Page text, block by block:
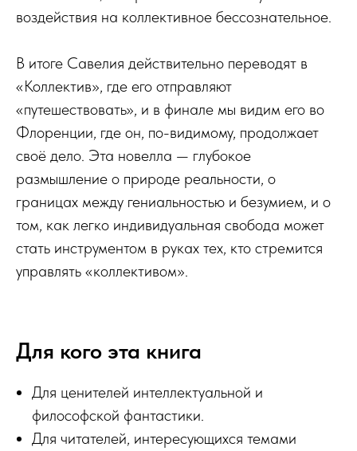
воздействия на коллективное бессознательное.
В итоге Савелия действительно переводят в
«Коллектив», где его отправляют
«путешествовать», и в финале мы видим его во
Флоренции, где он, по-видимому, продолжает
своё дело. Эта новелла — глубокое
размышление о природе реальности, о
границах между гениальностью и безумием, и о
том, как легко индивидуальная свобода может
стать инструментом в руках тех, кто стремится
управлять «коллективом».
Для кого эта книга
Для ценителей интеллектуальной и
философской фантастики.
Для читателей, интересующихся темами